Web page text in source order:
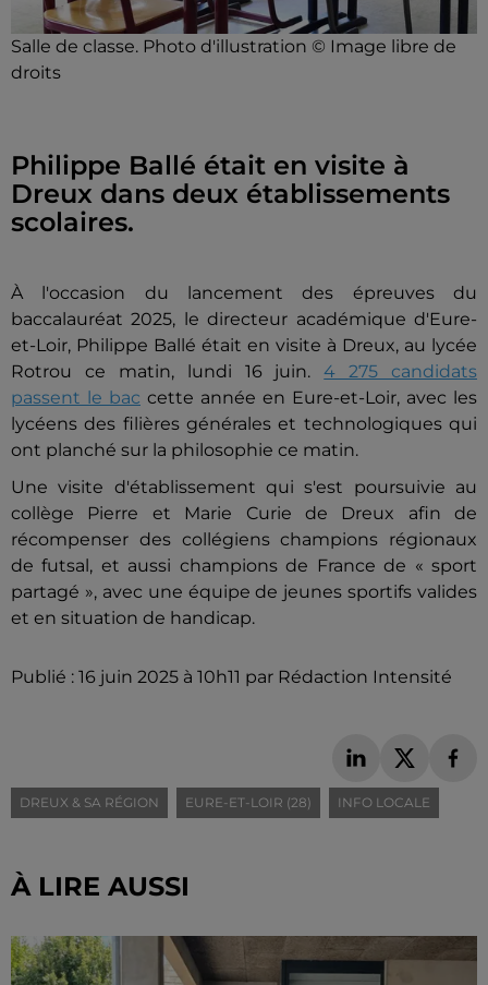
Salle de classe. Photo d'illustration © Image libre de
droits
Philippe Ballé était en visite à
Dreux dans deux établissements
scolaires.
À l'occasion du lancement des épreuves du
baccalauréat 2025, le directeur académique d'Eure-
et-Loir, Philippe Ballé était en visite à Dreux, au lycée
Rotrou ce matin, lundi 16 juin.4 275 candidats
passent le bac cette année en Eure-et-Loir, avec les
lycéens des filières générales et technologiques qui
ont planché sur la philosophie ce matin.
Une visite d'établissement qui s'est poursuivie au
collège Pierre et Marie Curie de Dreux afin de
récompenser des collégiens champions régionaux
de futsal, et aussi champions de France de « sport
partagé », avec une équipe de jeunes sportifs valides
et en situation de handicap.
Publié : 16 juin 2025 à 10h11 par Rédaction Intensité
DREUX & SA RÉGION EURE-ET-LOIR (28) INFO LOCALE
À LIRE AUSSI